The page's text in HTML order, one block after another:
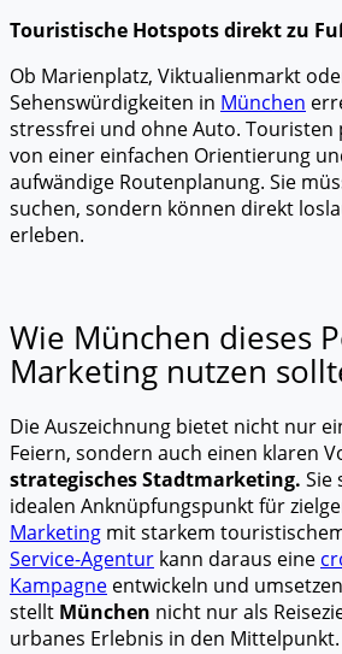
Touristische Hotspots direkt zu
Ob Marienplatz, Viktualienmarkt
Sehenswürdigkeiten in München
stressfrei und ohne Auto.
von einer einfachen Orientierung
aufwändige Routenplanung. Sie
suchen, sondern können direkt
erleben.
Wie München dieses
Marketing nutzen
Die Auszeichnung bietet nicht nur
Feiern, sondern auch einen klaren
strategisches Stadtmarketing. Sie
idealen Anknüpfungspunkt für
Marketing mit starkem
Service-Agentur kann daraus eine
Kampagne entwickeln und
stellt München nicht nur als
urbanes Erlebnis in den Mittelpunkt.